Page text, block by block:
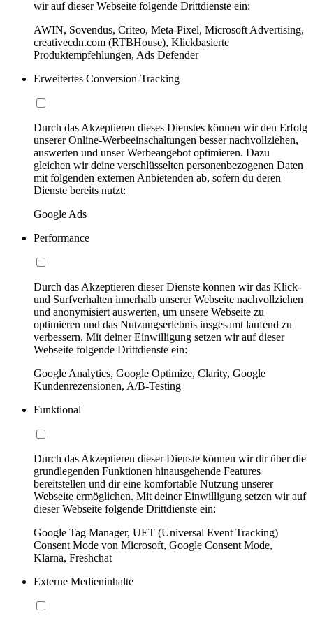
wir auf dieser Webseite folgende Drittdienste ein:
AWIN, Sovendus, Criteo, Meta-Pixel, Microsoft Advertising,
creativecdn.com (RTBHouse), Klickbasierte
Produktempfehlungen, Ads Defender
Erweitertes Conversion-Tracking
Durch das Akzeptieren dieses Dienstes können wir den Erfolg
unserer Online-Werbeeinschaltungen besser nachvollziehen,
auswerten und unser Werbeangebot optimieren. Dazu
gleichen wir deine verschlüsselten personenbezogenen Daten
mit folgenden externen Anbietenden ab, sofern du deren
Dienste bereits nutzt:
Google Ads
Performance
Durch das Akzeptieren dieser Dienste können wir das Klick-
und Surfverhalten innerhalb unserer Webseite nachvollziehen
und anonymisiert auswerten, um unsere Webseite zu
optimieren und das Nutzungserlebnis insgesamt laufend zu
verbessern. Mit deiner Einwilligung setzen wir auf dieser
Webseite folgende Drittdienste ein:
Google Analytics, Google Optimize, Clarity, Google
Kundenrezensionen, A/B-Testing
Funktional
Durch das Akzeptieren dieser Dienste können wir dir über die
grundlegenden Funktionen hinausgehende Features
bereitstellen und dir eine komfortable Nutzung unserer
Webseite ermöglichen. Mit deiner Einwilligung setzen wir auf
dieser Webseite folgende Drittdienste ein:
Google Tag Manager, UET (Universal Event Tracking)
Consent Mode von Microsoft, Google Consent Mode,
Klarna, Freshchat
Externe Medieninhalte